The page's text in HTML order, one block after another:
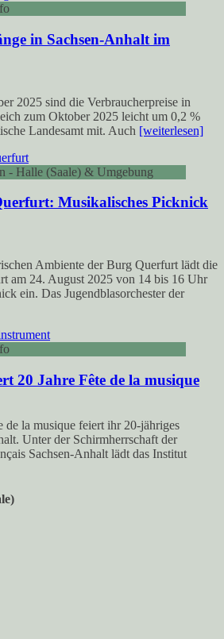
in Sachsen-Anhalt im
2025 sind die Verbraucherpreise in
zum Oktober 2025 leicht um 0,2 %
Landesamt mit. Auch [weiterlesen]
- Halle (Saale) & Umgebung
Musikalisches Picknick
Ambiente der Burg Querfurt lädt die
am 24. August 2025 von 14 bis 16 Uhr
ein. Das Jugendblasorchester der
20 Jahre Fête de la musique
la musique feiert ihr 20-jähriges
Unter der Schirmherrschaft der
Sachsen-Anhalt lädt das Institut